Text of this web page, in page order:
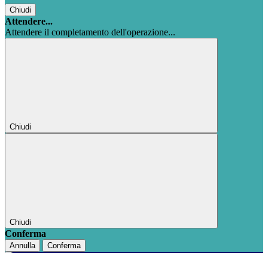
Chiudi
Attendere...
Attendere il completamento dell'operazione...
Chiudi
Chiudi
Conferma
Annulla Conferma